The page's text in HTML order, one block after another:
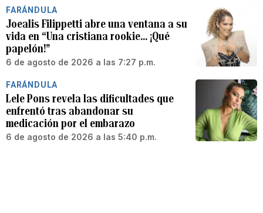
FARÁNDULA
Joealis Filippetti abre una ventana a su
vida en “Una cristiana rookie… ¡Qué
papelón!”
6 de agosto de 2026 a las 7:27 p.m.
FARÁNDULA
Lele Pons revela las dificultades que
enfrentó tras abandonar su
medicación por el embarazo
6 de agosto de 2026 a las 5:40 p.m.